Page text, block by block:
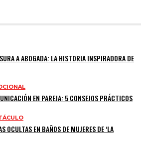
A ABOGADA: LA HISTORIA INSPIRADORA DE
EN PAREJA: 5 CONSEJOS PRÁCTICOS
OCULTAS EN BAÑOS DE MUJERES DE ‘LA